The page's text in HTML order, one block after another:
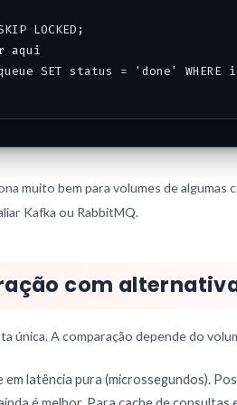
LOCKED;
aqui
SET status = 'done'
muito bem para volumes de
Kafka ou RabbitMQ.
com
única. A comparação depende do
em latência pura (microssegundos).